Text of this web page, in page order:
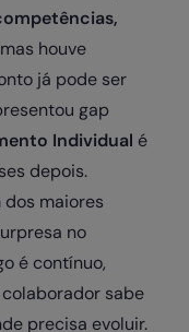
houve
já pode ser
gap
Individual é
depois.
dos maiores
no
é contínuo,
sabe
precisa evoluir.